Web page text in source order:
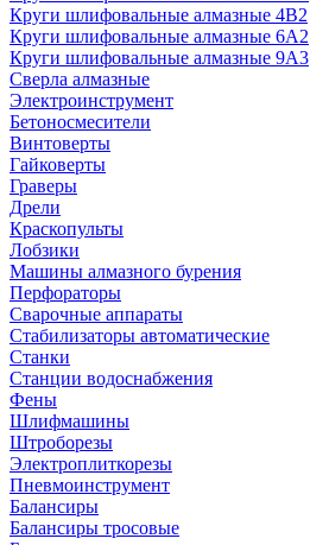
Круги шлифовальные алмазные 4В2
Круги шлифовальные алмазные 6A2
Круги шлифовальные алмазные 9А3
Сверла алмазные
Электроинструмент
Бетоносмесители
Винтоверты
Гайковерты
Граверы
Дрели
Краскопульты
Лобзики
Машины алмазного бурения
Перфораторы
Сварочные аппараты
Стабилизаторы автоматические
Станки
Станции водоснабжения
Фены
Шлифмашины
Штроборезы
Электроплиткорезы
Пневмоинструмент
Балансиры
Балансиры тросовые